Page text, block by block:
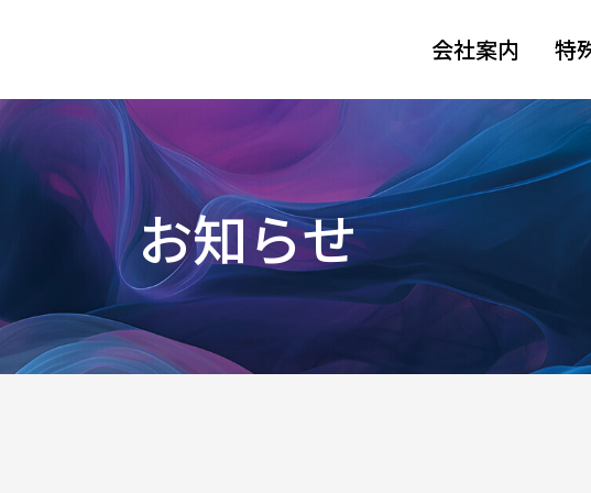
会社案内 特
お知らせ